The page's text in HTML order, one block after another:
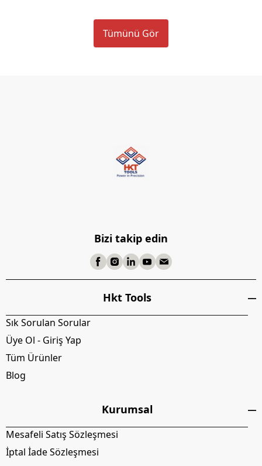
Tümünü Gör
Bizi takip edin
Hkt Tools
Sık Sorulan Sorular
Üye Ol - Giriş Yap
Tüm Ürünler
Blog
Kurumsal
Mesafeli Satış Sözleşmesi
İptal İade Sözleşmesi